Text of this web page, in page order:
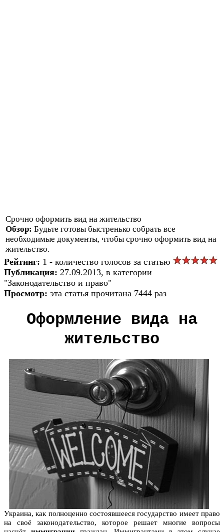
Срочно оформить вид на жительство
Обзор: Будьте готовы быстренько собрать все
необходимые документы, чтобы срочно оформить вид на
жительство.
Рейтинг: 1 - количество голосов за статью
Публикация: 27.09.2013, в категории
"Законодательство и право"
Просмотр: эта статья прочитана 7444 раз
Оформление вида на
жительство
Украина, как полноценно состоявшееся государство имеет право
на своё законодательство, которое решает многие вопросы